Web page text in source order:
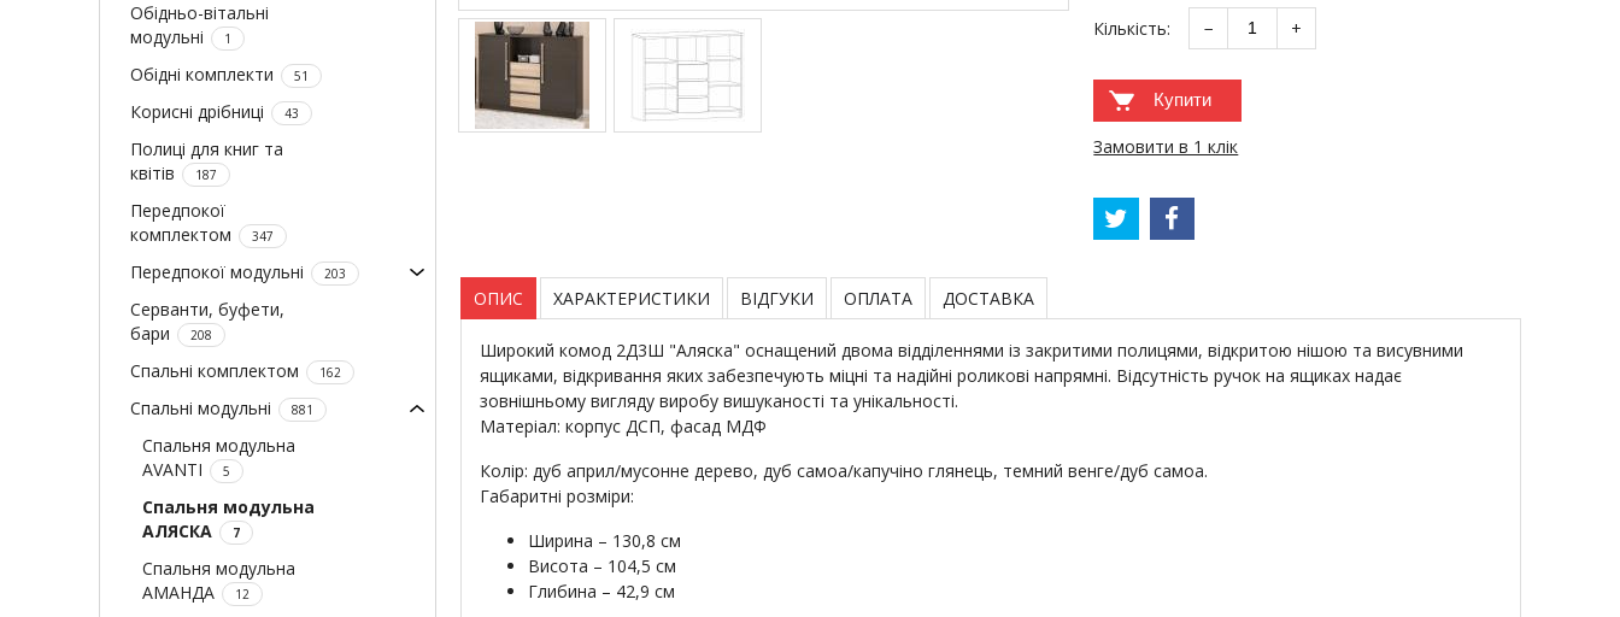
Обідньо-вітальні
модульні
1
Обідні комплекти 51
Корисні дрібниці 43
Полиці для книг та
квітів
187
Передпокої
комплектом
347
Передпокої модульні 203
Серванти, буфети,
бари
208
Спальні комплектом 162
Спальні модульні 881
Спальня модульна
AVANTI
5
Спальня модульна
АЛЯСКА
7
Спальня модульна
АМАНДА
12
Кількість: − +
Купити
Замовити в 1 клік
ОПИС ХАРАКТЕРИСТИКИ ВІДГУКИ ОПЛАТА ДОСТАВКА
Широкий комод 2Д3Ш "Аляска" оснащений двома відділеннями із закритими полицями, відкритою нішою та висувними
ящиками, відкривання яких забезпечують міцні та надійні роликові напрямні. Відсутність ручок на ящиках надає
зовнішньому вигляду виробу вишуканості та унікальності.
Матеріал: корпус ДСП, фасад МДФ
Колір: дуб април/мусонне дерево, дуб самоа/капучіно глянець, темний венге/дуб самоа.
Габаритні розміри:
Ширина – 130,8 см
Висота – 104,5 см
Глибина – 42,9 см